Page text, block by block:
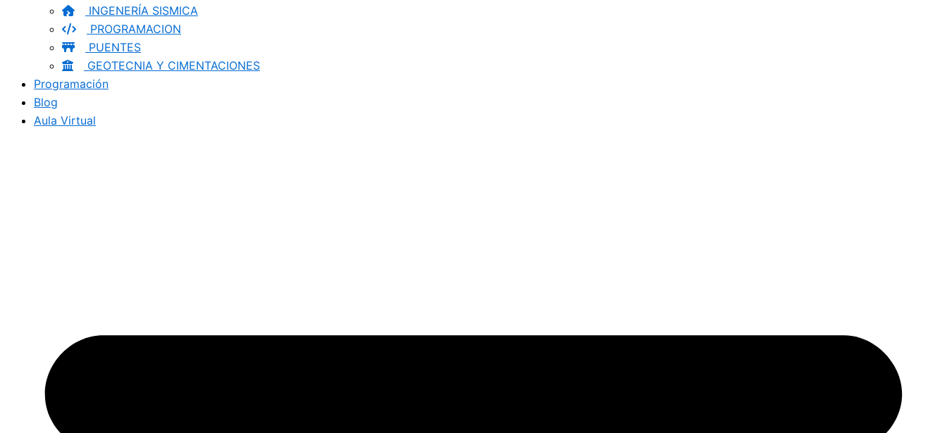
INGENERÍA SISMICA
PROGRAMACION
PUENTES
GEOTECNIA Y CIMENTACIONES
Programación
Blog
Aula Virtual